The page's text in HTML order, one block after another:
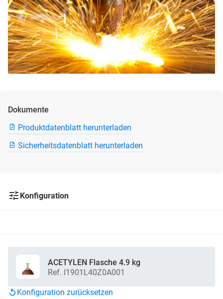
Dokumente
Produktdatenblatt herunterladen
Sicherheitsdatenblatt herunterladen
Konfiguration
ACETYLEN Flasche 4.9 kg
Ref. I1901L40Z0A001
Konfiguration zurücksetzen